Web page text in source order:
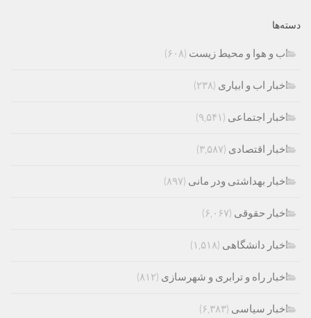
دسته‌ها
اب و هوا و محیط زیست (۶۰۸)
اخبار اب و ابیاری (۲۳۸)
اخبار اجتماعی (۹,۵۴۱)
اخبار اقتصادی (۳,۵۸۷)
اخبار بهداشتی ودر مانی (۸۹۷)
اخبار حقوقی (۶,۰۶۷)
اخبار دانشگاهی (۱,۵۱۸)
اخبار راه و ترابری و شهرسازی (۸۱۲)
اخبار سیاسی (۶,۳۸۳)